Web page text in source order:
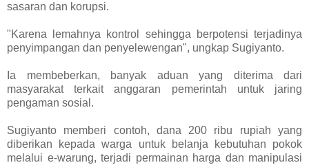
sasaran dan korupsi.
"Karena lemahnya kontrol sehingga berpotensi terjadinya
penyimpangan dan penyelewengan", ungkap Sugiyanto.
Ia membeberkan, banyak aduan yang diterima dari
masyarakat terkait anggaran pemerintah untuk jaring
pengaman sosial.
Sugiyanto memberi contoh, dana 200 ribu rupiah yang
diberikan kepada warga untuk belanja kebutuhan pokok
melalui e-warung, terjadi permainan harga dan manipulasi